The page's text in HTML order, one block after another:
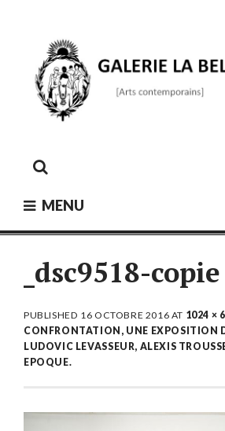
MENU
_dsc9518-copie
PUBLISHED 16 OCTOBRE 2016 AT 1024 ×
CONFRONTATION, UNE EXPOSITION
LUDOVIC LEVASSEUR, ALEXIS
EPOQUE.